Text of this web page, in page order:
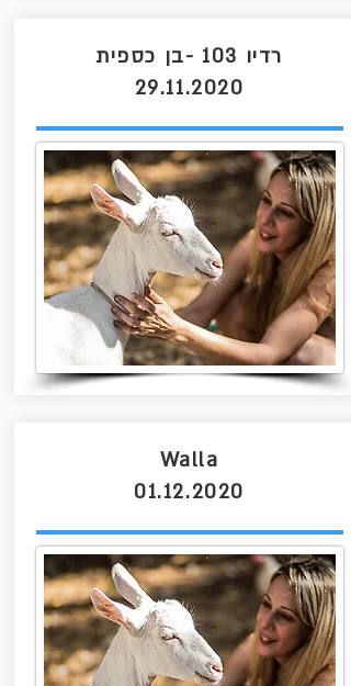
רדיו 103 -בן כספית
29.11.2020
Walla
01.12.2020